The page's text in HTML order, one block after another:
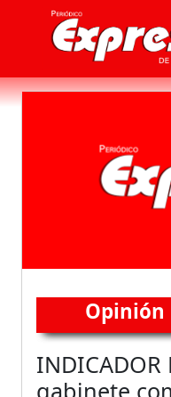
Opinión
INDICADOR
gabinete